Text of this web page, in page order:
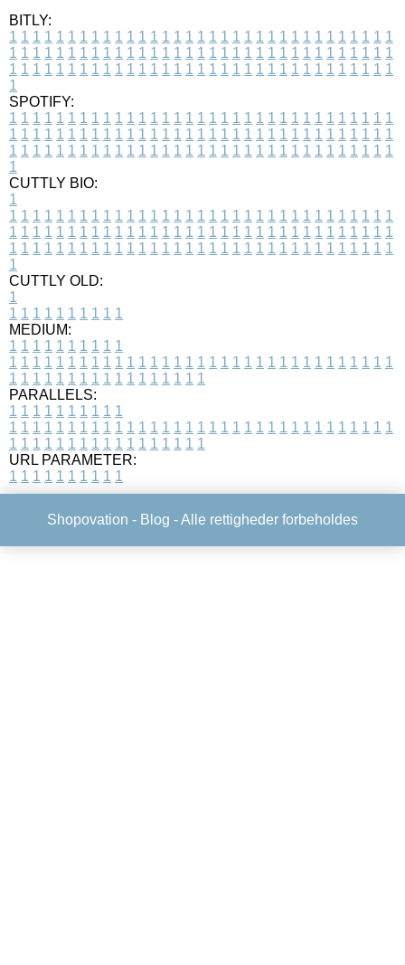
BITLY:
1 1 1 1 1 1 1 1 1 1 1 1 1 1 1 1 1 1 1 1 1 1 1 1 1 1 1 1 1 1 1 1 1
1 1 1 1 1 1 1 1 1 1 1 1 1 1 1 1 1 1 1 1 1 1 1 1 1 1 1 1 1 1 1 1 1
1 1 1 1 1 1 1 1 1 1 1 1 1 1 1 1 1 1 1 1 1 1 1 1 1 1 1 1 1 1 1 1 1
1
SPOTIFY:
1 1 1 1 1 1 1 1 1 1 1 1 1 1 1 1 1 1 1 1 1 1 1 1 1 1 1 1 1 1 1 1 1
1 1 1 1 1 1 1 1 1 1 1 1 1 1 1 1 1 1 1 1 1 1 1 1 1 1 1 1 1 1 1 1 1
1 1 1 1 1 1 1 1 1 1 1 1 1 1 1 1 1 1 1 1 1 1 1 1 1 1 1 1 1 1 1 1 1
1
CUTTLY BIO:
1
1 1 1 1 1 1 1 1 1 1 1 1 1 1 1 1 1 1 1 1 1 1 1 1 1 1 1 1 1 1 1 1 1
1 1 1 1 1 1 1 1 1 1 1 1 1 1 1 1 1 1 1 1 1 1 1 1 1 1 1 1 1 1 1 1 1
1 1 1 1 1 1 1 1 1 1 1 1 1 1 1 1 1 1 1 1 1 1 1 1 1 1 1 1 1 1 1 1 1
1
CUTTLY OLD:
1
1 1 1 1 1 1 1 1 1 1
MEDIUM:
1 1 1 1 1 1 1 1 1 1
1 1 1 1 1 1 1 1 1 1 1 1 1 1 1 1 1 1 1 1 1 1 1 1 1 1 1 1 1 1 1 1 1
1 1 1 1 1 1 1 1 1 1 1 1 1 1 1 1 1
PARALLELS:
1 1 1 1 1 1 1 1 1 1
1 1 1 1 1 1 1 1 1 1 1 1 1 1 1 1 1 1 1 1 1 1 1 1 1 1 1 1 1 1 1 1 1
1 1 1 1 1 1 1 1 1 1 1 1 1 1 1 1 1
URL PARAMETER:
1 1 1 1 1 1 1 1 1 1
Shopovation - Blog - Alle rettigheder forbeholdes